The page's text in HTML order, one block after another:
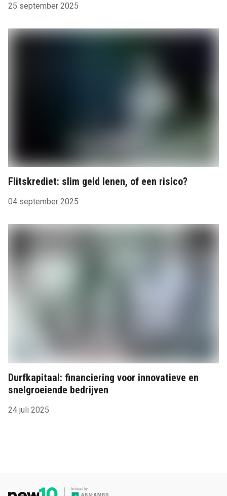
25 september 2025
Flitskrediet: slim geld lenen, of een risico?
04 september 2025
Durfkapitaal: financiering voor innovatieve en
snelgroeiende bedrijven
24 juli 2025